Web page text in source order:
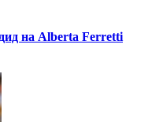
на Alberta Ferretti